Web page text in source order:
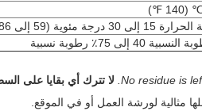
30 درجة مئوية (59 إلى 86 درجة مئوية)
40 إلى 75٪ رطوبة نسبية
No residue is لا تترك أي بقايا على
مثالية لورشة العمل أو في الموقع.